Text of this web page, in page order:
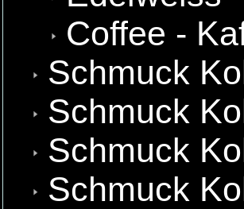
Coffee -
Schmuck
Schmuck
Schmuck
Schmuck